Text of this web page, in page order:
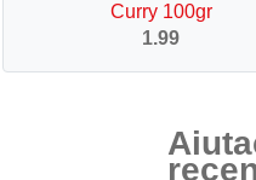
Curry 100gr
1.99